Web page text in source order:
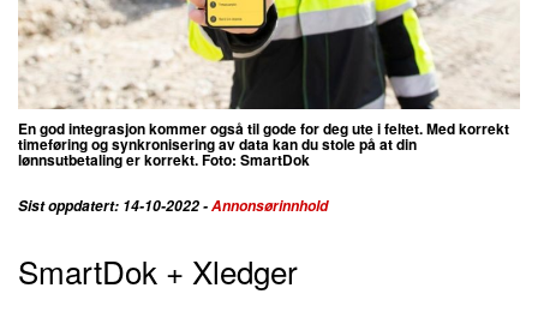
En god integrasjon kommer også til gode for deg ute i feltet. Med korrekt
timeføring og synkronisering av data kan du stole på at din
lønnsutbetaling er korrekt. Foto: SmartDok
Sist oppdatert: 14-10-2022 -Annonsørinnhold
SmartDok + Xledger